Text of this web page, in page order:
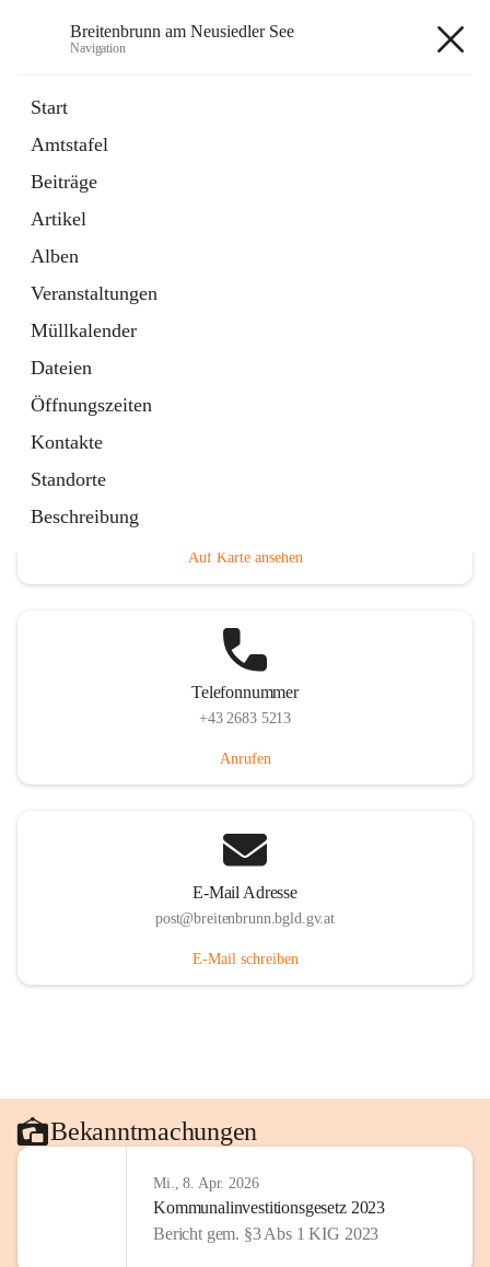
Breitenbrunn am Neusiedler See
Navigation
Start
Amtstafel
Beiträge
Artikel
Alben
Veranstaltungen
Müllkalender
Dateien
Öffnungszeiten
Kontakte
Standorte
Beschreibung
18 Schnellzugriffe
Gemeindeservice
Auf Karte ansehen
Telefonnummer
+43 2683 5213
Anrufen
E-Mail Adresse
post@breitenbrunn.bgld.gv.at
E-Mail schreiben
Bekanntmachungen
Mi., 8. Apr. 2026
Kommunalinvestitionsgesetz 2023
Bericht gem. §3 Abs 1 KIG 2023